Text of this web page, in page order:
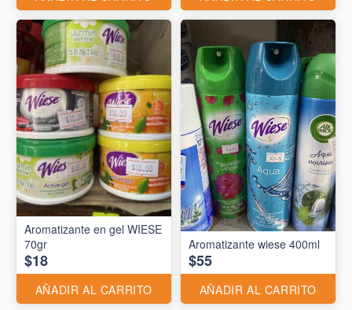
Aromatizante en gel WIESE
70gr
$18
AÑADIR AL CARRITO
Aromatizante wiese 400ml
$55
AÑADIR AL CARRITO